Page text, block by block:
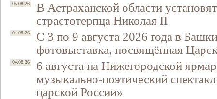
05.08.26
В Астраханской области
страстотерпца Николая II
04.08.26
С 3 по 9 августа 2026 года в
фотовыставка, посвящённая
04.08.26
6 августа на Нижегородской
музыкально-поэтический
царской России»